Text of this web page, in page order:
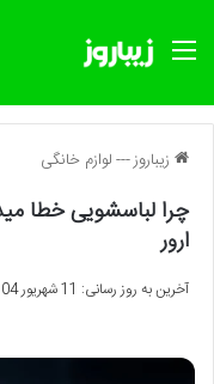
منو
زیباروز---لوازم خانگی
چرا لباسشویی خطا
ارور
آخرین به روز رسانی: 11 شهریور 04